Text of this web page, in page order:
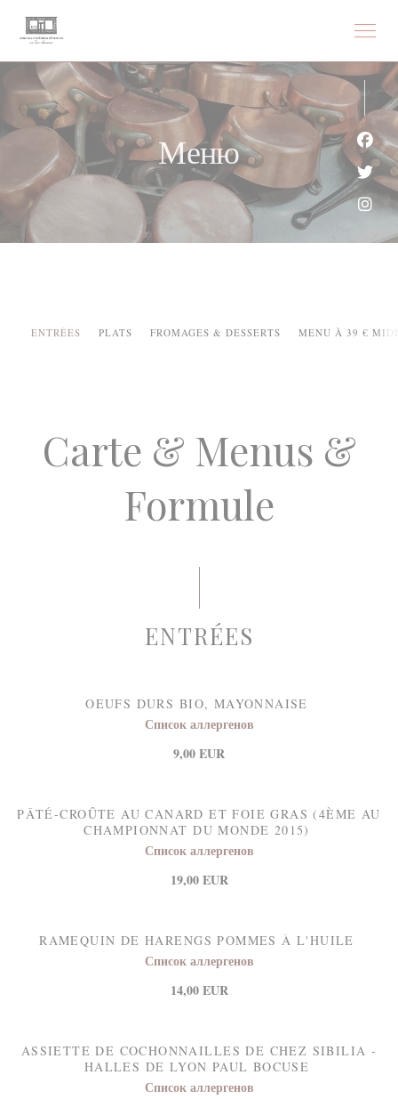
Меню
ENTRÉES PLATS FROMAGES & DESSERTS MENU À 39 €
Carte & Menus &
Formule
ENTRÉES
OEUFS DURS BIO, MAYONNAISE
Список аллергенов
9,00 EUR
PÂTÉ-CROÛTE AU CANARD ET FOIE GRAS (4ÈME AU
CHAMPIONNAT DU MONDE 2015)
Список аллергенов
19,00 EUR
RAMEQUIN DE HARENGS POMMES À L'HUILE
Список аллергенов
14,00 EUR
ASSIETTE DE COCHONNAILLES DE CHEZ SIBILIA -
HALLES DE LYON PAUL BOCUSE
Список аллергенов